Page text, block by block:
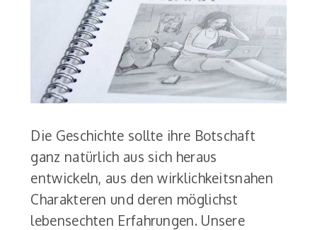
Die Geschichte sollte ihre Botschaft
ganz natürlich aus sich heraus
entwickeln, aus den wirklichkeitsnahen
Charakteren und deren möglichst
lebensechten Erfahrungen. Unsere